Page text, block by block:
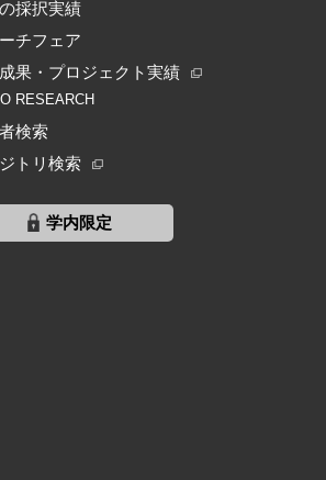
採択実績
チフェア
果・プロジェクト実績
RESEARCH
検索
トリ検索
学内限定